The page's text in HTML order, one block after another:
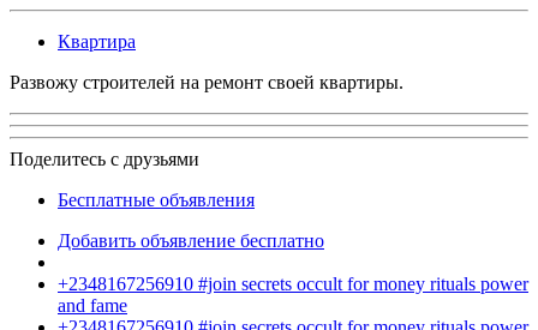
Квартира
Развожу строителей на ремонт своей квартиры.
Поделитесь с друзьями
Бесплатные объявления
Добавить объявление бесплатно
+2348167256910 #join secrets occult for money rituals power
and fame